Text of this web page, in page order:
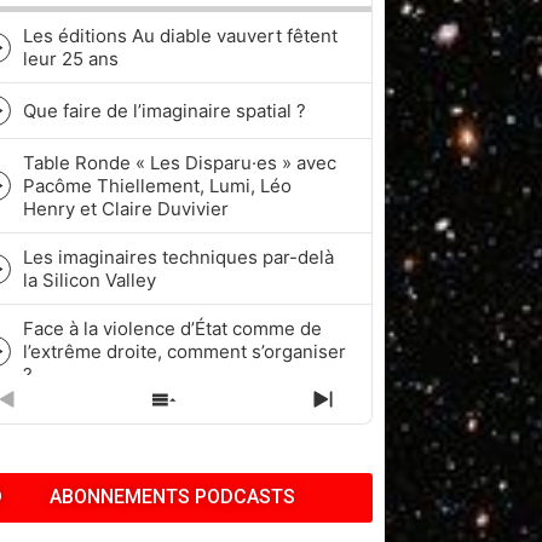
Les éditions Au diable vauvert fêtent
leur 25 ans
Que faire de l’imaginaire spatial ?
play
Table Ronde « Les Disparu·es » avec
Pacôme Thiellement, Lumi, Léo
Henry et Claire Duvivier
icon
Les imaginaires techniques par-delà
la Silicon Valley
Face à la violence d’État comme de
l’extrême droite, comment s’organiser
?
Quel rapport à l’historicité dans les
fiction ?
Pop Culture, Nostalgie et Capitalisme
PREVIOUS
EPISODE
SHOW
EPISODES
NEXT
EPISODE
ABONNEMENTS PODCASTS